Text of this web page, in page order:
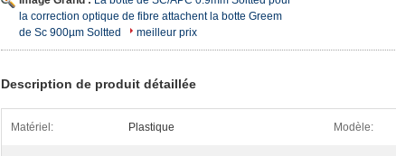
la correction optique de fibre attachent la botte Greem
de Sc 900µm Soltted
meilleur prix
Description de produit détaillée
Matériel: Plastique Modèle: